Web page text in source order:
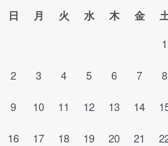
日 月 火 水 木 金
1
2 3 4 5 6 7 8
9 10 11 12 13 14
16 17 18 19 20 21